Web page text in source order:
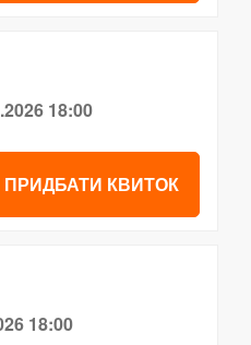
18:00
ПРИДБАТИ КВИТОК
18:00